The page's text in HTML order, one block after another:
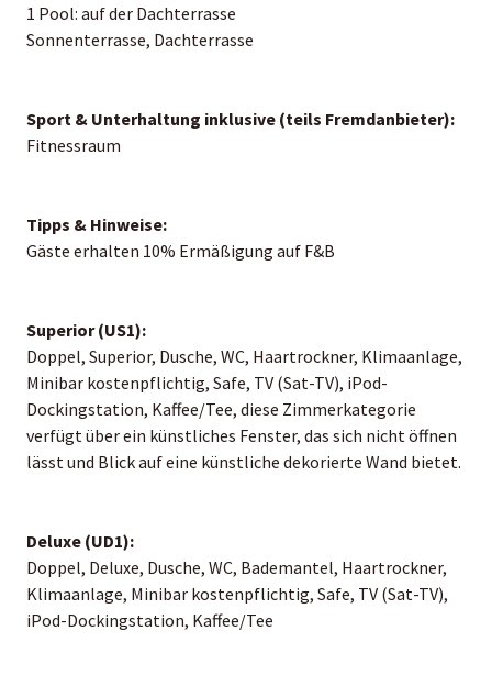
1 Pool: auf der Dachterrasse
Sonnenterrasse, Dachterrasse
Sport & Unterhaltung inklusive (teils Fremdanbieter):
Fitnessraum
Tipps & Hinweise:
Gäste erhalten 10% Ermäßigung auf F&B
Superior (US1):
Doppel, Superior, Dusche, WC, Haartrockner, Klimaanlage,
Minibar kostenpflichtig, Safe, TV (Sat-TV), iPod-
Dockingstation, Kaffee/Tee, diese Zimmerkategorie
verfügt über ein künstliches Fenster, das sich nicht öffnen
lässt und Blick auf eine künstliche dekorierte Wand bietet.
Deluxe (UD1):
Doppel, Deluxe, Dusche, WC, Bademantel, Haartrockner,
Klimaanlage, Minibar kostenpflichtig, Safe, TV (Sat-TV),
iPod-Dockingstation, Kaffee/Tee